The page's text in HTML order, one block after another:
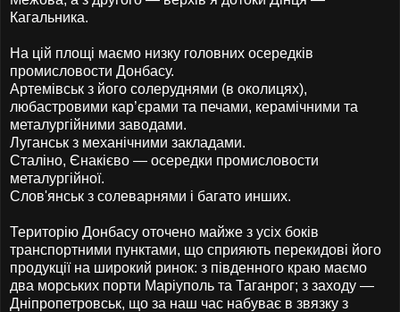
Кагальника.
На цій площі маємо низку головних осередків
промисловости Донбасу.
Артемівськ з його солеруднями (в околицях),
любастровими кар’єрами та печами, керамічними та
металургійними заводами.
Луганськ з механічними закладами.
Сталіно, Єнакієво — осередки промисловости
металургійної.
Слов'янськ з солеварнями і багато инших.
Територію Донбасу оточено майже з усіх боків
транспортними пунктами, що сприяють перекидові його
продукції на широкий ринок: з південного краю маємо
два морських порти Маріуполь та Таганрог; з заходу —
Дніпропетровськ, що за наш час набуває в звязку з